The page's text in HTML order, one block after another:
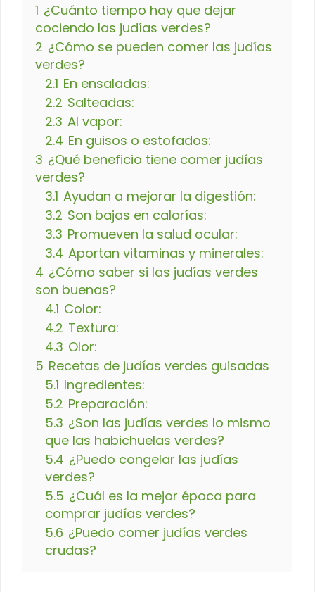
1 ¿Cuánto tiempo hay que dejar
cociendo las judías verdes?
2 ¿Cómo se pueden comer las judías
verdes?
2.1 En ensaladas:
2.2 Salteadas:
2.3 Al vapor:
2.4 En guisos o estofados:
3 ¿Qué beneficio tiene comer judías
verdes?
3.1 Ayudan a mejorar la digestión:
3.2 Son bajas en calorías:
3.3 Promueven la salud ocular:
3.4 Aportan vitaminas y minerales:
4 ¿Cómo saber si las judías verdes
son buenas?
4.1 Color:
4.2 Textura:
4.3 Olor:
5 Recetas de judías verdes guisadas
5.1 Ingredientes:
5.2 Preparación:
5.3 ¿Son las judías verdes lo mismo
que las habichuelas verdes?
5.4 ¿Puedo congelar las judías
verdes?
5.5 ¿Cuál es la mejor época para
comprar judías verdes?
5.6 ¿Puedo comer judías verdes
crudas?